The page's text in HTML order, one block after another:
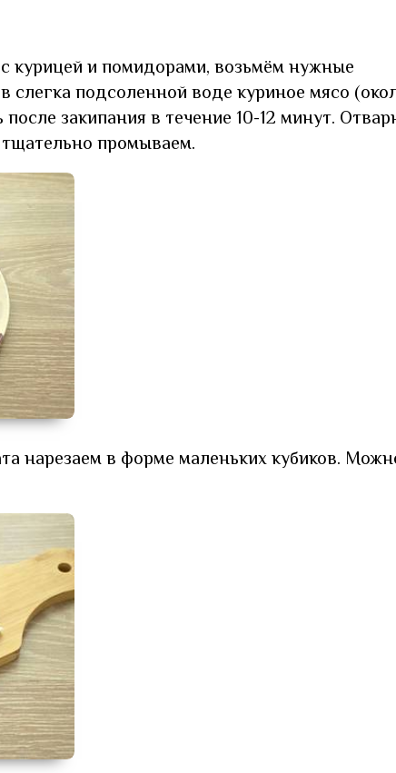
курицей и помидорами, возьмём нужные
слегка подсоленной воде куриное мясо
закипания в течение 10-12 минут.
промываем.
нарезаем в форме маленьких кубиков.